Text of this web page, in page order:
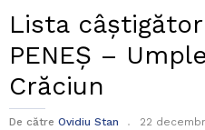
Lista
PENEȘ –
Crăciun
De către Ovidiu Stan 22